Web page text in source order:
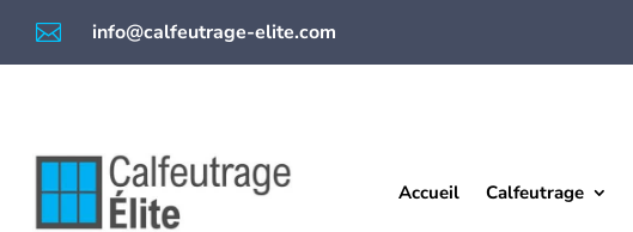
 info@calfeutrage-elite.com
Accueil Calfeutrage